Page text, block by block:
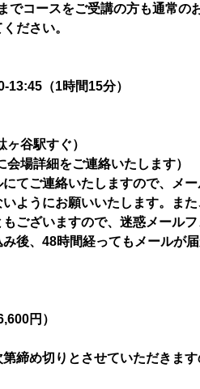
でコースをご受講の方も通常の
ださい。
（1時間15分）
谷駅すぐ）
会場詳細をご連絡いたします）
てご連絡いたしますので、メ
ようにお願いいたします。ま
ございますので、迷惑メール
み後、48時間経ってもメールが
円）
締め切りとさせていただきま